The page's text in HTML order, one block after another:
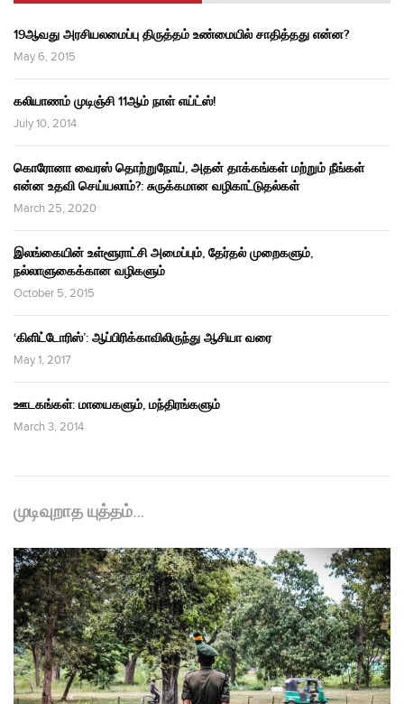
19ஆவது அரசியலமைப்பு திருத்தம் உண்மையில் சாதித்தது என்ன?
May 6, 2015
கலியாணம் முடிஞ்சி 11ஆம் நாள் எய்ட்ஸ்!
July 10, 2014
கொரோனா வைரஸ் தொற்றுநோய், அதன் தாக்கங்கள் மற்றும் நீங்கள்
என்ன உதவி செய்யலாம்?: சுருக்கமான வழிகாட்டுதல்கள்
March 25, 2020
இலங்கையின் உள்ளூராட்சி அமைப்பும், தேர்தல் முறைகளும்,
நல்லாளுகைக்கான வழிகளும்
October 5, 2015
‘கிளிட்டோரிஸ்’: ஆப்பிரிக்காவிலிருந்து ஆசியா வரை
May 1, 2017
ஊடகங்கள்: மாயைகளும், மந்திரங்களும்
March 3, 2014
முடிவுறாத யுத்தம்…